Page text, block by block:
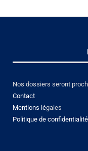
Nos dossiers seront
Contact
Mentions légales
Politique de confidentialité